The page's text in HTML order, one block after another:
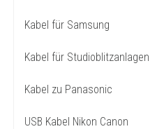
Kabel für Samsung
Kabel für Studioblitzanlagen
Kabel zu Panasonic
USB Kabel Nikon Canon